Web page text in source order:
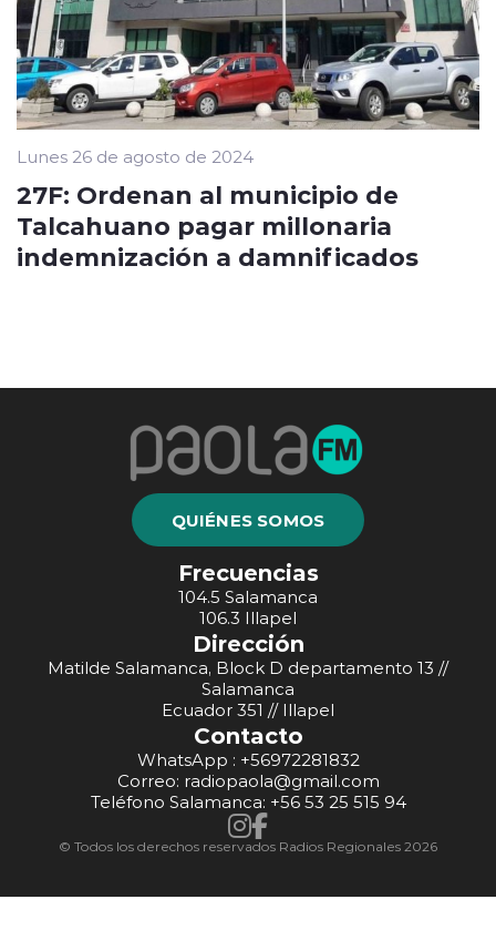
Lunes 26 de agosto de 2024
27F: Ordenan al municipio de
Talcahuano pagar millonaria
indemnización a damnificados
QUIÉNES SOMOS
Frecuencias
104.5 Salamanca
106.3 Illapel
Dirección
Matilde Salamanca, Block D departamento 13 //
Salamanca
Ecuador 351 // Illapel
Contacto
WhatsApp : +56972281832
Correo: radiopaola@gmail.com
Teléfono Salamanca: +56 53 25 515 94
© Todos los derechos reservados Radios Regionales 2026